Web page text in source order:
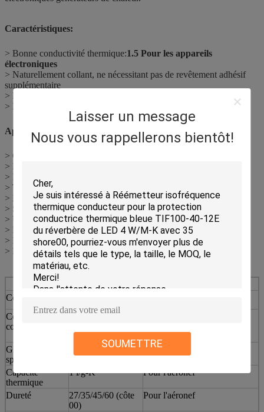
Laisser un message
Nous vous rappellerons bientôt!
SOUMETTRE
Caractéristiques:
> Bonne conductivité thermique:1.5 Pour les appareils
électroniques
> Naturellement collant, ne nécessitant pas de revêtement adhésif
supplémentaire
> Doux et compressible pour les applications à basse tension
> Disponible en épaisseur variable
Applications:
> Composants de refroidissement du châssis du châssis
> Disques de stockage de masse à grande vitesse
> Réservoir de captage de chaleur à LED BLU en LCD
> Téléviseurs à LED et lampes à LED
> Modules de mémoire RDRAM
> Solution thermique pour micro-tubes à chaleur
> Unités de commande de moteurs automobiles
> Matériel de télécommunications
> Produits électroniques portables portatifs
> Équipement d'essai automatisé pour semi-conducteurs (ATE)
Propriétés typiques de la série TIF140-15-07S
Couleur
Construction et
composition
Ruban silicone
céramique
Gravité
spécifique
20,10 g/cc Pour l'aéronef
Capacité
thermique
1 l/g-K Pour l'aéronef
Dureté
27/35/45/60 (côte
00)
Pour l'aéronef